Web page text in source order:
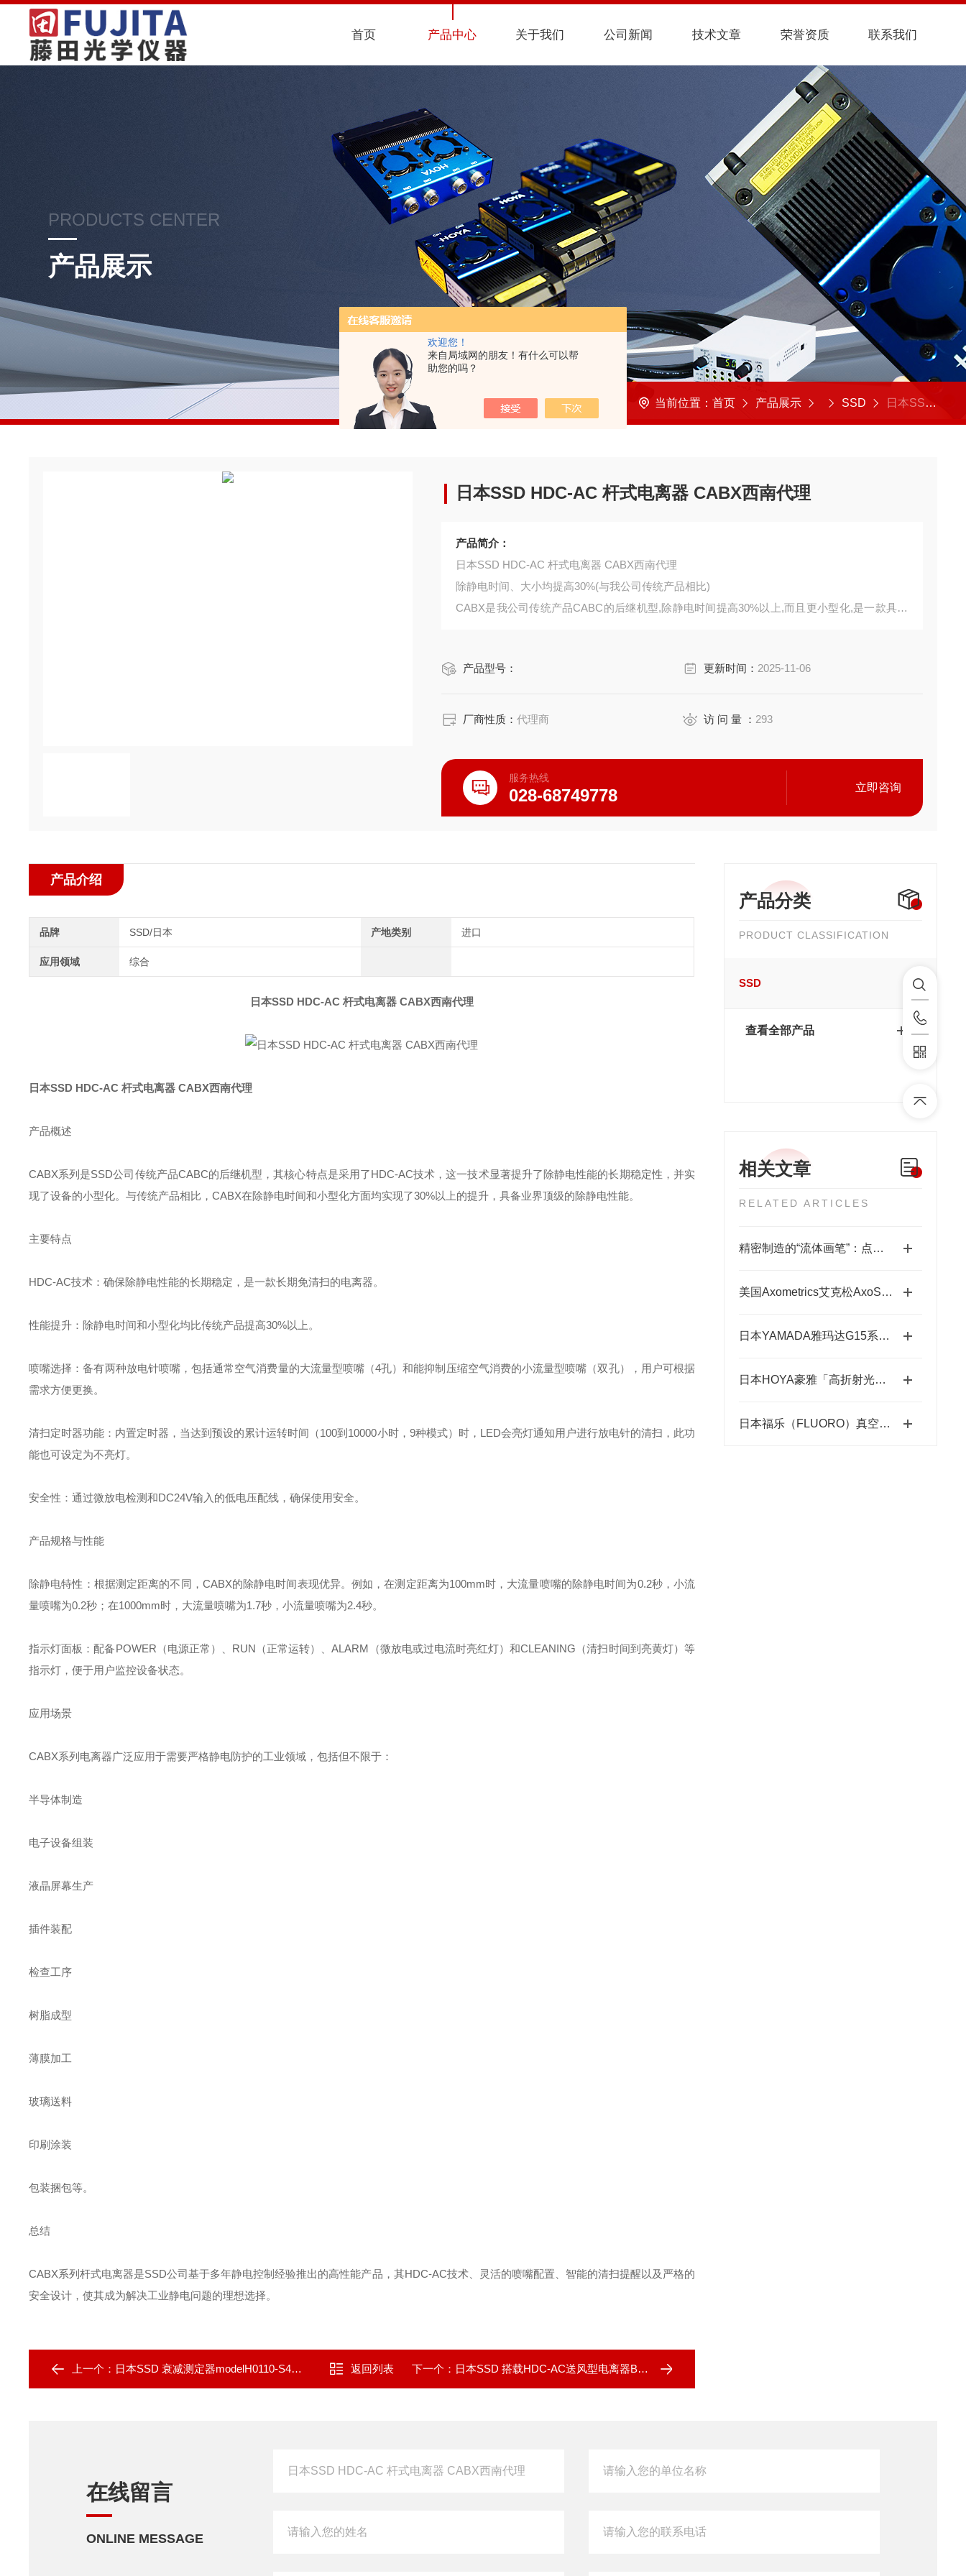
欢迎您！
来自局域网的朋友！有什么可以帮
助您的吗？
首页 产品中心 关于我们 公司新闻 技术文章 荣誉资质 联系我们
PRODUCTS CENTER
产品展示
当前位置： 首页 产品展示 SSD 日本SSD HDC-AC 杆式电离器 CABX西南代理
日本SSD HDC-AC 杆式电离器 CABX西南代理
产品简介：
日本SSD HDC-AC 杆式电离器 CABX西南代理
除静电时间、大小均提高30%(与我公司传统产品相比)
CABX是我公司传统产品CABC的后继机型,除静电时间提高30%以上,而且更小型化,是一款具业
也备有两种放电针喷嘴,即通常空气消费量喷嘴和能抑制压缩空气消费的小流量型喷嘴。能方便
清扫定时器功能通知清扫时
产品型号： 更新时间： 2025-11-06
厂商性质：代理商 访 问 量 ： 293
服务热线
028-68749778 立即咨询
产品分类
PRODUCT CLASSIFICATION
SSD
查看全部产品
相关文章
RELATED ARTICLES
精密制造的“流体画笔”：点胶机技术全景解析
美国Axometrics艾克松AxoScan穆勒矩阵/旋光仪
日本YAMADA雅玛达G15系列超耐腐智能气动隔膜泵四川代理店
日本HOYA豪雅「高折射光学引擎」—2.0超高清折射率-总代理藤田光学
日本福乐（FLUORO）真空吸笔半导体精密搬运工具-藤田光学
产品介绍
品牌 SSD/日本 产地类别 进口
应用领域 综合
日本SSD HDC-AC 杆式电离器 CABX西南代理
日本SSD HDC-AC 杆式电离器 CABX西南代理
产品概述
CABX系列是SSD公司传统产品CABC的后继机型，其核心特点是采用了‌HDC-AC技术‌，这一技术显著提升了除静电性能的长期稳定性，并实
现了设备的小型化‌。与传统产品相比，CABX在除静电时间和小型化方面均实现了30%以上的提升，具备业界顶级的除静电性能‌。
主要特点
HDC-AC技术‌：确保除静电性能的长期稳定，是一款长期免清扫的电离器‌。
性能提升‌：除静电时间和小型化均比传统产品提高30%以上‌。
喷嘴选择‌：备有两种放电针喷嘴，包括通常空气消费量的大流量型喷嘴（4孔）和能抑制压缩空气消费的小流量型喷嘴（双孔），用户可根据
需求方便更换‌。
清扫定时器功能‌：内置定时器，当达到预设的累计运转时间（100到10000小时，9种模式）时，LED会亮灯通知用户进行放电针的清扫，此功
能也可设定为不亮灯‌。
安全性‌：通过微放电检测和DC24V输入的低电压配线，确保使用安全‌。
产品规格与性能
除静电特性‌：根据测定距离的不同，CABX的除静电时间表现优异。例如，在测定距离为100mm时，大流量喷嘴的除静电时间为0.2秒，小流
量喷嘴为0.2秒；在1000mm时，大流量喷嘴为1.7秒，小流量喷嘴为2.4秒‌。
指示灯面板‌：配备POWER（电源正常）、RUN（正常运转）、ALARM（微放电或过电流时亮红灯）和CLEANING（清扫时间到亮黄灯）等
指示灯，便于用户监控设备状态‌。
应用场景
CABX系列电离器广泛应用于需要严格静电防护的工业领域，包括但不限于：
半导体制造
电子设备组装
液晶屏幕生产
插件装配
检查工序
树脂成型
薄膜加工
玻璃送料
印刷涂装
包装捆包等‌。
总结
CABX系列杆式电离器是SSD公司基于多年静电控制经验推出的高性能产品，其HDC-AC技术、灵活的喷嘴配置、智能的清扫提醒以及严格的
安全设计，使其成为解决工业静电问题的理想选择‌。
上一个： 日本SSD 衰减测定器modelH0110-S4、V2代理 返回列表 下一个： 日本SSD 搭载HDC-AC送风型电离器BF-XME代理
在线留言
ONLINE MESSAGE